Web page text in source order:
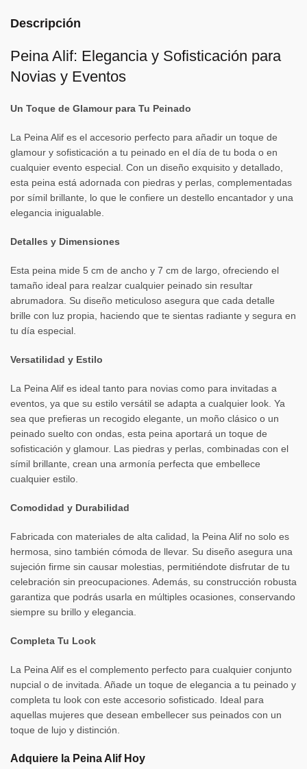
Descripción
Peina Alif: Elegancia y Sofisticación para
Novias y Eventos
Un Toque de Glamour para Tu Peinado
La Peina Alif es el accesorio perfecto para añadir un toque de
glamour y sofisticación a tu peinado en el día de tu boda o en
cualquier evento especial. Con un diseño exquisito y detallado,
esta peina está adornada con piedras y perlas, complementadas
por símil brillante, lo que le confiere un destello encantador y una
elegancia inigualable.
Detalles y Dimensiones
Esta peina mide 5 cm de ancho y 7 cm de largo, ofreciendo el
tamaño ideal para realzar cualquier peinado sin resultar
abrumadora. Su diseño meticuloso asegura que cada detalle
brille con luz propia, haciendo que te sientas radiante y segura en
tu día especial.
Versatilidad y Estilo
La Peina Alif es ideal tanto para novias como para invitadas a
eventos, ya que su estilo versátil se adapta a cualquier look. Ya
sea que prefieras un recogido elegante, un moño clásico o un
peinado suelto con ondas, esta peina aportará un toque de
sofisticación y glamour. Las piedras y perlas, combinadas con el
símil brillante, crean una armonía perfecta que embellece
cualquier estilo.
Comodidad y Durabilidad
Fabricada con materiales de alta calidad, la Peina Alif no solo es
hermosa, sino también cómoda de llevar. Su diseño asegura una
sujeción firme sin causar molestias, permitiéndote disfrutar de tu
celebración sin preocupaciones. Además, su construcción robusta
garantiza que podrás usarla en múltiples ocasiones, conservando
siempre su brillo y elegancia.
Completa Tu Look
La Peina Alif es el complemento perfecto para cualquier conjunto
nupcial o de invitada. Añade un toque de elegancia a tu peinado y
completa tu look con este accesorio sofisticado. Ideal para
aquellas mujeres que desean embellecer sus peinados con un
toque de lujo y distinción.
Adquiere la Peina Alif Hoy